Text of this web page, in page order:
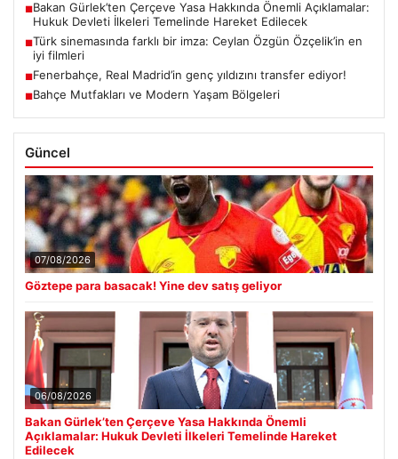
■Bakan Gürlek’ten Çerçeve Yasa Hakkında Önemli Açıklamalar:
Hukuk Devleti İlkeleri Temelinde Hareket Edilecek
■Türk sinemasında farklı bir imza: Ceylan Özgün Özçelik’in en
iyi filmleri
■Fenerbahçe, Real Madrid’in genç yıldızını transfer ediyor!
■Bahçe Mutfakları ve Modern Yaşam Bölgeleri
Güncel
07/08/2026
Göztepe para basacak! Yine dev satış geliyor
06/08/2026
Bakan Gürlek’ten Çerçeve Yasa Hakkında Önemli
Açıklamalar: Hukuk Devleti İlkeleri Temelinde Hareket
Edilecek